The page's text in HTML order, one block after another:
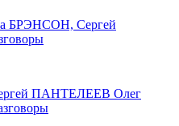
БРЭНСОН, Сергей
ПАНТЕЛЕЕВ Олег